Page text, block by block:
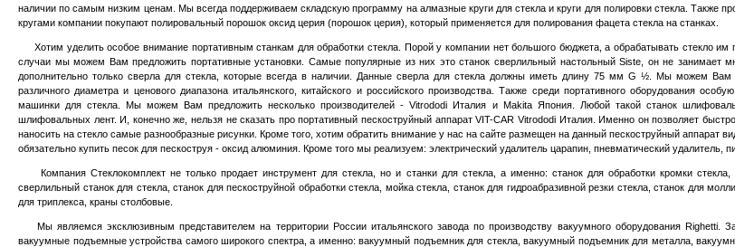
наличии по самым низким ценам. Мы всегда поддерживаем складскую программу на алмазные круги для стекла и круги для полировки стекла. Также
кругами компании покупают полировальный порошок оксид церия (порошок церия), который применяется для полирования фацета стекла на станках.
Хотим уделить особое внимание портативным станкам для обработки стекла. Порой у компании нет большого бюджета, а обрабатывать стекло им
случаи мы можем Вам предложить портативные установки. Самые популярные из них это станок сверлильный настольныйSiste, он не занимает
дополнительно только сверла для стекла, которые всегда в наличии. Данные сверла для стекла должны иметь длину 75 мм G ½. Мы можем Вам
различного диаметра и ценового диапазона итальянского, китайского и российского производства. Также среди портативного оборудования
машинки для стекла. Мы можем Вам предложить несколько производителей -Vitrododi Италия и Makita Япония. Любой такой станок
шлифовальных лент. И, конечно же, нельзя не сказать про портативный пескоструйный аппарат VIT-CAR Vitrododi Италия. Именно он позволяет
наносить на стекло самые разнообразные рисунки. Кроме того, хотим обратить внимание у нас на сайте размещен на данный пескоструйный аппарат
обязательно купить песок для пескоструя - оксид алюминия. Кроме того мы реализуем: электрический удалитель царапин, пневматический удалитель,
Компания Стеклокомплект не только продает инструмент для стекла, но и станки для стекла, а именно: станок для обработки кромки стекла,
сверлильный станок для стекла, станок для пескоструйной обработки стекла, мойка стекла, станок для гидроабразивной резки стекла, станок для
для триплекса, краны столбовые.
Мы являемся эксклюзивным представителем на территории России итальянского завода по производству вакуумного оборудования Righetti.
вакуумные подъемные устройства самого широкого спектра, а именно:вакуумный подъемник для стекла, вакуумный подъемник для металла,